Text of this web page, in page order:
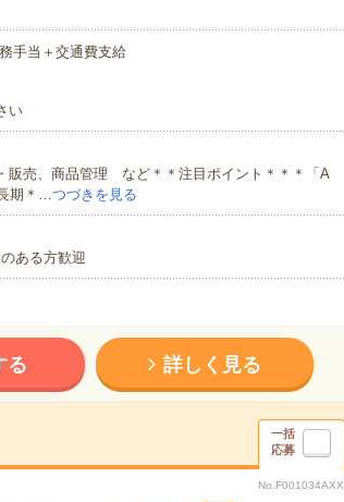
手当＋交通費支給
い
販売、商品管理 など＊＊注目ポイント＊＊＊「A
期＊…つづきを見る
ある方歓迎
る 詳しく見る
一括
応募
No.F001034AXX